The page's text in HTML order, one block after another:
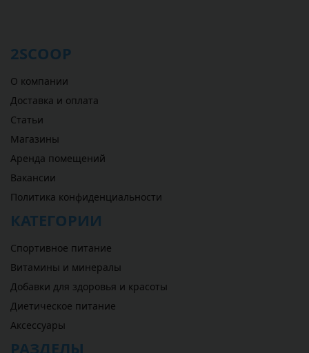
2SCOOP
О компании
Доставка и оплата
Статьи
Магазины
Аренда помещений
Вакансии
Политика конфиденциальности
КАТЕГОРИИ
Спортивное питание
Витамины и минералы
Добавки для здоровья и красоты
Диетическое питание
Аксессуары
РАЗДЕЛЫ